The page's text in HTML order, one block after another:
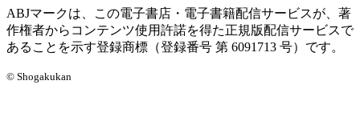
ABJマークは、この電子書店・電子書籍配信サービスが、著
作権者からコンテンツ使用許諾を得た正規版配信サービスで
あることを示す登録商標（登録番号 第 6091713 号）です。
© Shogakukan